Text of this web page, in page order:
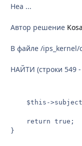
Неа ...
Автор решение
В файле /ips_kernel/
НАЙТИ (строки 549 -
}